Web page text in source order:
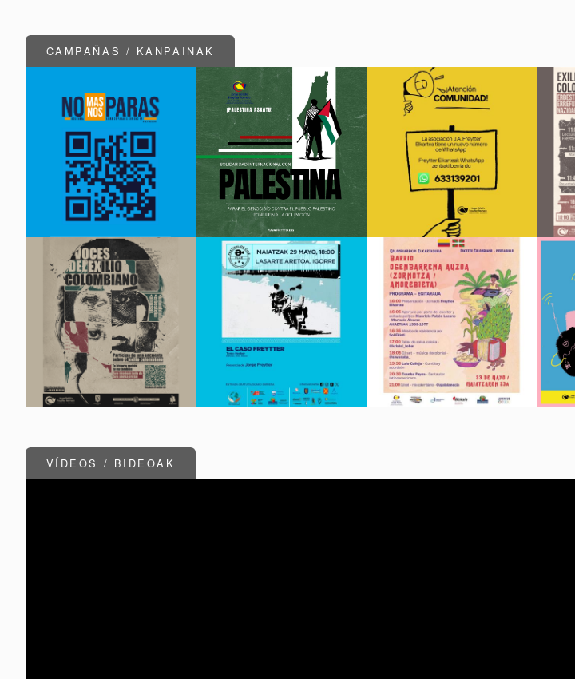
CAMPAÑAS / KANPAINAK
VÍDEOS / BIDEOAK